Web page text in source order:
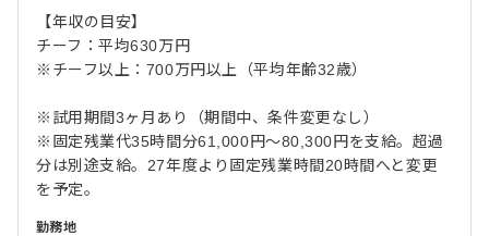
【年収の目安】
チーフ：平均630万円
※チーフ以上：700万円以上（平均年齢32歳）
※試用期間3ヶ月あり（期間中、条件変更なし）
※固定残業代35時間分61,000円～80,300円を支給。超過
分は別途支給。27年度より固定残業時間20時間へと変更
を予定。
勤務地